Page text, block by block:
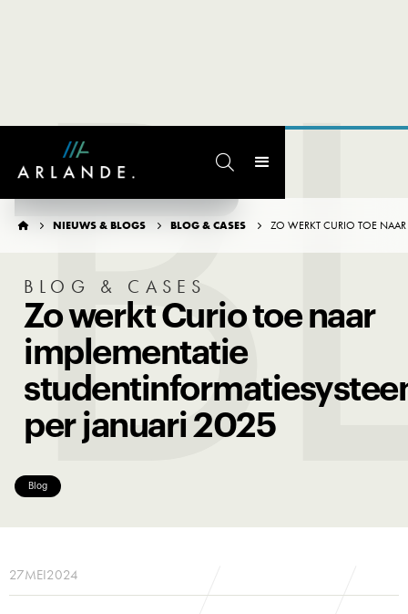

  NIEUWS & BLOGS  BLOG & CASES  ZO WERKT CURIO TOE NAAR
BLOG & CASES
Zo werkt Curio toe naar
implementatie
per januari 2025
Blog
27MEI2024